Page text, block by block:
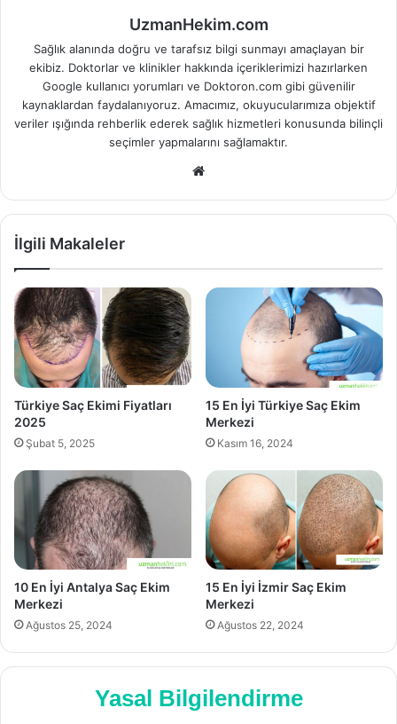
UzmanHekim.com
Sağlık alanında doğru ve tarafsız bilgi sunmayı amaçlayan bir
ekibiz. Doktorlar ve klinikler hakkında içeriklerimizi hazırlarken
Google kullanıcı yorumları ve Doktoron.com gibi güvenilir
kaynaklardan faydalanıyoruz. Amacımız, okuyucularımıza objektif
veriler ışığında rehberlik ederek sağlık hizmetleri konusunda bilinçli
seçimler yapmalarını sağlamaktır.
İlgili Makaleler
Türkiye Saç Ekimi Fiyatları
2025
Şubat 5, 2025
15 En İyi Türkiye Saç Ekim
Merkezi
Kasım 16, 2024
10 En İyi Antalya Saç Ekim
Merkezi
Ağustos 25, 2024
15 En İyi İzmir Saç Ekim
Merkezi
Ağustos 22, 2024
Yasal Bilgilendirme